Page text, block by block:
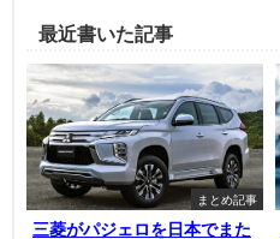
最近書いた記事
まとめ記事
三菱がパジェロを日本でまた